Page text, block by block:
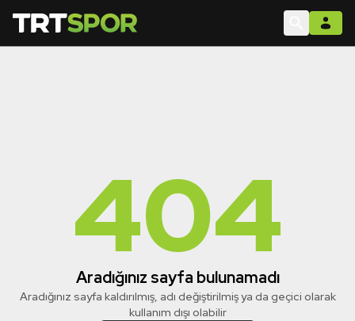
404
Aradığınız sayfa bulunamadı
Aradığınız sayfa kaldırılmış, adı değiştirilmiş ya da geçici olarak
kullanım dışı olabilir